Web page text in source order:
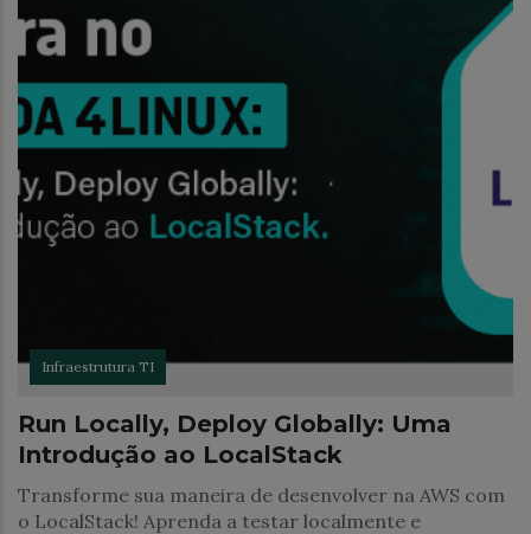
Infraestrutura TI
Run Locally, Deploy Globally: Uma
Introdução ao LocalStack
Transforme sua maneira de desenvolver na AWS com
o LocalStack! Aprenda a testar localmente e